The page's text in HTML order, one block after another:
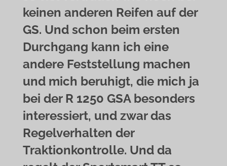
keinen anderen Reifen auf der
GS. Und schon beim ersten
Durchgang kann ich eine
andere Feststellung machen
und mich beruhigt, die mich ja
bei der R 1250 GSA besonders
interessiert, und zwar das
Regelverhalten der
Traktionkontrolle. Und da